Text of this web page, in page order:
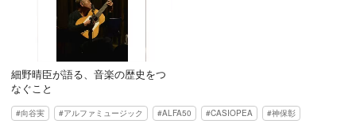
細野晴臣が語る、音楽の歴史をつ
なぐこと
向谷実 アルファミュージック ALFA50 CASIOPEA 神保彰